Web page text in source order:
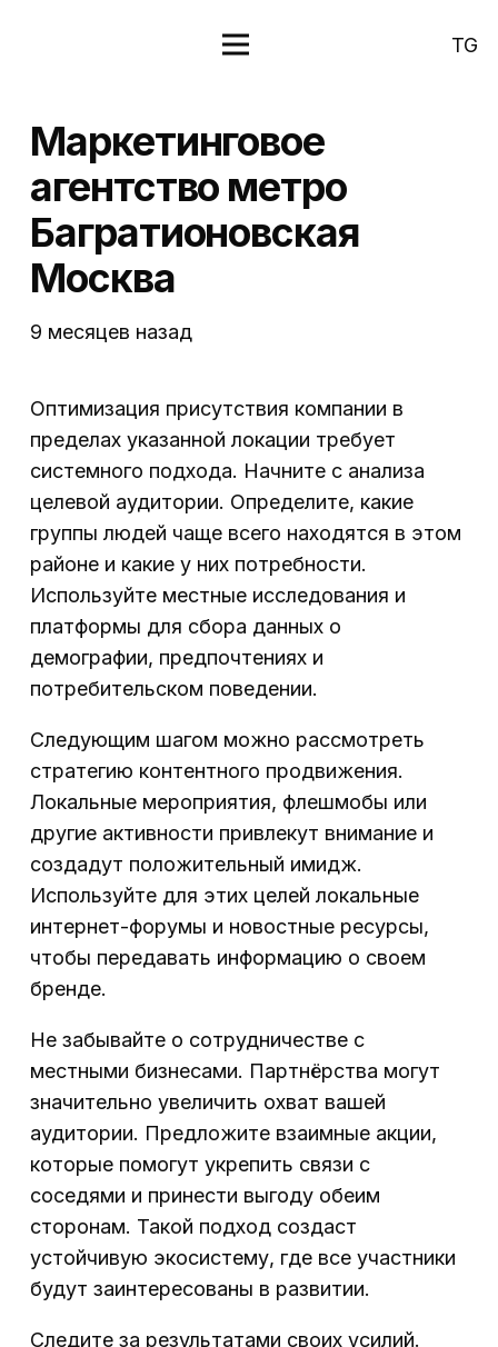
TG
Маркетинговое
агентство метро
Багратионовская
Москва
9 месяцев назад
Оптимизация присутствия компании в
пределах указанной локации требует
системного подхода. Начните с анализа
целевой аудитории. Определите, какие
группы людей чаще всего находятся в этом
районе и какие у них потребности.
Используйте местные исследования и
платформы для сбора данных о
демографии, предпочтениях и
потребительском поведении.
Следующим шагом можно рассмотреть
стратегию контентного продвижения.
Локальные мероприятия, флешмобы или
другие активности привлекут внимание и
создадут положительный имидж.
Используйте для этих целей локальные
интернет-форумы и новостные ресурсы,
чтобы передавать информацию о своем
бренде.
Не забывайте о сотрудничестве с
местными бизнесами. Партнёрства могут
значительно увеличить охват вашей
аудитории. Предложите взаимные акции,
которые помогут укрепить связи с
соседями и принести выгоду обеим
сторонам. Такой подход создаст
устойчивую экосистему, где все участники
будут заинтересованы в развитии.
Следите за результатами своих усилий.